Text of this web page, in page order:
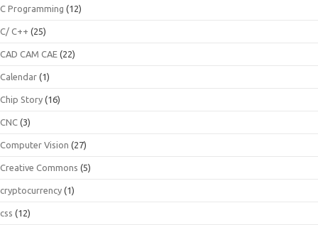
C Programming (12)
C/ C++ (25)
CAD CAM CAE (22)
Calendar (1)
Chip Story (16)
CNC (3)
Computer Vision (27)
Creative Commons (5)
cryptocurrency (1)
css (12)